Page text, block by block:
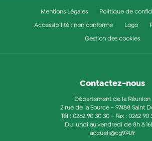
Mentions Légales Politique de
Accessibilité : non conforme Logo
Gestion des cookies
Contactez-nous
Département de la Réunion
2 rue de la Source - 97488 Saint
Tél : 0262 90 30 30 - Fax : 0262 90
Du lundi au vendredi de 8h à
accueil@cg974.fr